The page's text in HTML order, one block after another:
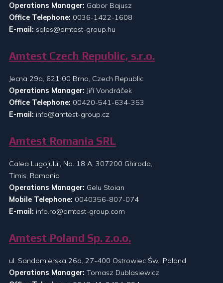
Operations Manager: Gabor Bajusz
Office Telephone: 0036-1422-1608
E-mail: sales@amtest-group.hu
Amtest Czech Republic, s.r.o.
Jecna 29a, 621 00 Brno, Czech Republic
Operations Manager: Jiří Vondráček
Office Telephone: 00420-541-634-353
E-mail: info@amtest-group.cz
Amtest Romania SRL
Calea Lugojului, No. 18 A, 307200 Ghiroda,
Timis, Romania
Operations Manager: Gelu Stoian
Mobile Telephone: 0040356-807-074
E-mail: info.ro@amtest-group.com
Amtest Poland Sp. z.o.o.
ul. Sandomierska 26a, 27-400 Ostrowiec Św., Poland
Operations Manager: Tomasz Dublasiewicz